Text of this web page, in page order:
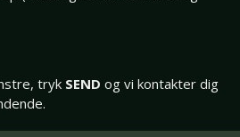
tryk SEND og vi kontakter dig